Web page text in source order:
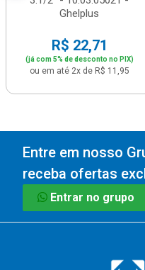
Ghelplus
R$ 22,71
(já com 5% de desconto no PIX)
ou em até 2x de R$ 11,95
Entre em nosso
receba ofertas
Entrar no grupo